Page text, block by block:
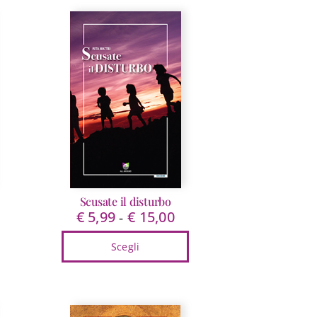
Scusate il disturbo
€5,99 - € 15,00Fascia
di
da
€ 15,00
Scegli
ha